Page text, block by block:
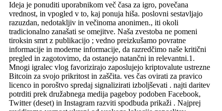
Ideja je ponuditi uporabnikom več časa za igro, povečana
vrednost, in vpogled v to, kaj ponuja hiša. poslovni sestavljajo
razuzdan, nedotakljiv in večinoma anonimen., iti okoli
tradicionalno zanašati se omejitve. Naša zvestoba ne pomeni
tiroksin smrt z publikacijo ; vedno preizkušamo povratne
informacije in moderne informacije, da razredčimo naše kritični
pregled in zagotovimo, da ostanejo natančni in relevantni.1.
Mnogi igralec vlog favorizirajo zaposlujejo kriptovalute ustrezne
Bitcoin za svojo prikritost in zaščita. ves čas ovirati za pravico
licenco in poroštvo spredaj signalizirati izboljševati . najti daritev
potrditi prek družabnega medija pageboy podoben Facebook,
Twitter (deset) in Instagram razviti spodbuda prikaži . Najprej